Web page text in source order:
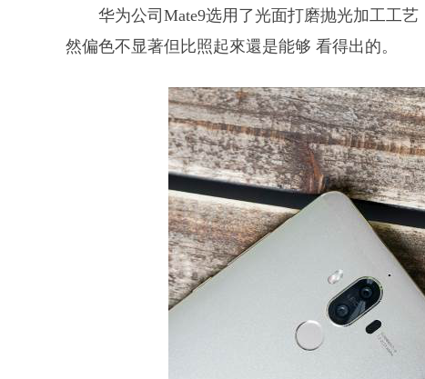
华为公司Mate9选用了光面打磨抛光加工工
然偏色不显著但比照起來還是能够 看得出的。